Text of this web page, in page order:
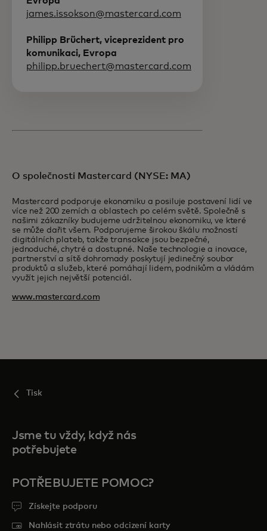
james.issokson@mastercard.com
Philipp Brüchert, viceprezident pro
komunikaci, Evropa
philipp.bruechert@mastercard.com
O společnosti Mastercard (NYSE: MA)
Mastercard podporuje ekonomiku a posiluje postavení lidí ve
více než 200 zemích a oblastech po celém světě. Společně s
našimi zákazníky budujeme udržitelnou ekonomiku, ve které
se může dařit všem. Podporujeme širokou škálu možností
digitálních plateb, takže transakce jsou bezpečné,
jednoduché, chytré a dostupné. Naše technologie a inovace,
partnerství a sítě dohromady poskytují jedinečný soubor
produktů a služeb, které pomáhají lidem, podnikům a vládám
využít jejich největší potenciál.
www.mastercard.com
Tisk
Jsme tu vždy, když nás
potřebujete
POTŘEBUJETE POMOC?
Získejte podporu
Nahlásit ztrátu nebo odcizení karty